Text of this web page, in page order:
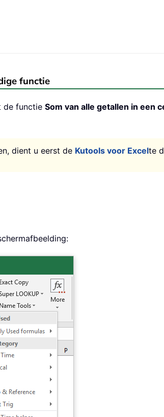
functie
de functie Som van alle getallen in een
dient u eerst de Kutools voor Excelte